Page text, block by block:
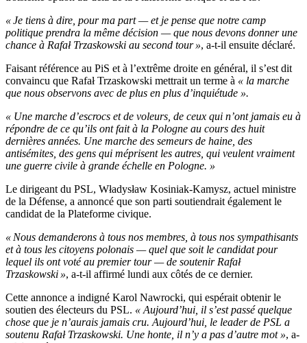
« Je tiens à dire, pour ma part — et je pense que notre camp
politique prendra la même décision — que nous devons donner une
chance à Rafał Trzaskowski au second tour », a-t-il ensuite déclaré.
Faisant référence au PiS et à l’extrême droite en général, il s’est dit
convaincu que Rafał Trzaskowski mettrait un terme à « la marche
que nous observons avec de plus en plus d’inquiétude ».
« Une marche d’escrocs et de voleurs, de ceux qui n’ont jamais eu à
répondre de ce qu’ils ont fait à la Pologne au cours des huit
dernières années. Une marche des semeurs de haine, des
antisémites, des gens qui méprisent les autres, qui veulent vraiment
une guerre civile à grande échelle en Pologne. »
Le dirigeant du PSL, Władysław Kosiniak-Kamysz, actuel ministre
de la Défense, a annoncé que son parti soutiendrait également le
candidat de la Plateforme civique.
« Nous demanderons à tous nos membres, à tous nos sympathisants
et à tous les citoyens polonais — quel que soit le candidat pour
lequel ils ont voté au premier tour — de soutenir Rafał
Trzaskowski », a-t-il affirmé lundi aux côtés de ce dernier.
Cette annonce a indigné Karol Nawrocki, qui espérait obtenir le
soutien des électeurs du PSL. « Aujourd’hui, il s’est passé quelque
chose que je n’aurais jamais cru. Aujourd’hui, le leader de PSL a
soutenu Rafał Trzaskowski. Une honte, il n’y a pas d’autre mot », a-